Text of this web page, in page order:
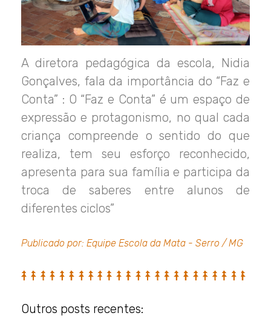
A diretora pedagógica da escola, Nidia
Gonçalves, fala da importância do “Faz e
Conta” : O “Faz e Conta” é um espaço de
expressão e protagonismo, no qual cada
criança compreende o sentido do que
realiza, tem seu esforço reconhecido,
apresenta para sua família e participa da
troca de saberes entre alunos de
diferentes ciclos”
Publicado por: Equipe Escola da Mata - Serro / MG
Outros posts recentes: